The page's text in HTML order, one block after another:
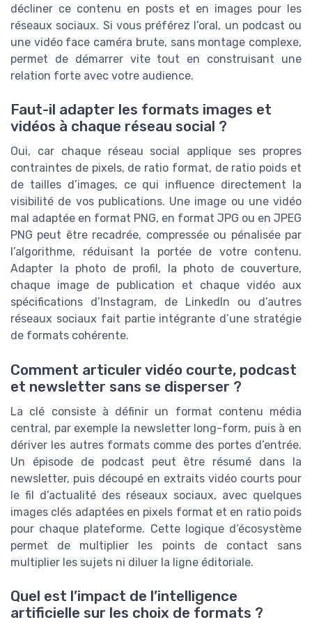
décliner ce contenu en posts et en images pour les
réseaux sociaux. Si vous préférez l’oral, un podcast ou
une vidéo face caméra brute, sans montage complexe,
permet de démarrer vite tout en construisant une
relation forte avec votre audience.
Faut-il adapter les formats images et
vidéos à chaque réseau social ?
Oui, car chaque réseau social applique ses propres
contraintes de pixels, de ratio format, de ratio poids et
de tailles d’images, ce qui influence directement la
visibilité de vos publications. Une image ou une vidéo
mal adaptée en format PNG, en format JPG ou en JPEG
PNG peut être recadrée, compressée ou pénalisée par
l’algorithme, réduisant la portée de votre contenu.
Adapter la photo de profil, la photo de couverture,
chaque image de publication et chaque vidéo aux
spécifications d’Instagram, de LinkedIn ou d’autres
réseaux sociaux fait partie intégrante d’une stratégie
de formats cohérente.
Comment articuler vidéo courte, podcast
et newsletter sans se disperser ?
La clé consiste à définir un format contenu média
central, par exemple la newsletter long-form, puis à en
dériver les autres formats comme des portes d’entrée.
Un épisode de podcast peut être résumé dans la
newsletter, puis découpé en extraits vidéo courts pour
le fil d’actualité des réseaux sociaux, avec quelques
images clés adaptées en pixels format et en ratio poids
pour chaque plateforme. Cette logique d’écosystème
permet de multiplier les points de contact sans
multiplier les sujets ni diluer la ligne éditoriale.
Quel est l’impact de l’intelligence
artificielle sur les choix de formats ?